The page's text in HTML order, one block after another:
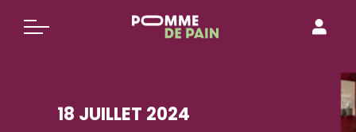
18 JUILLET 2024